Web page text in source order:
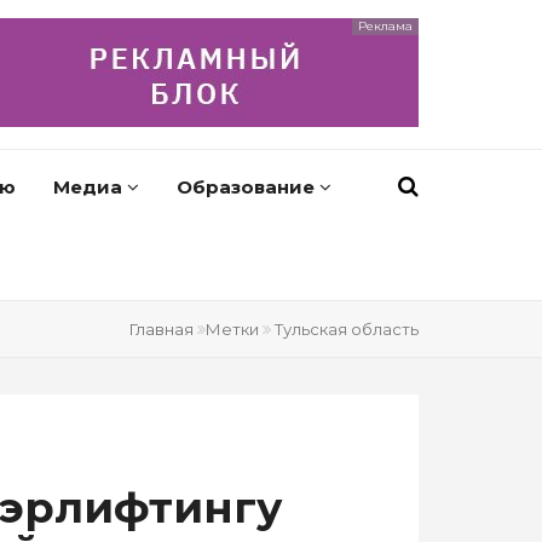
Реклама
Медиа Образование
Главная Метки Тульская область